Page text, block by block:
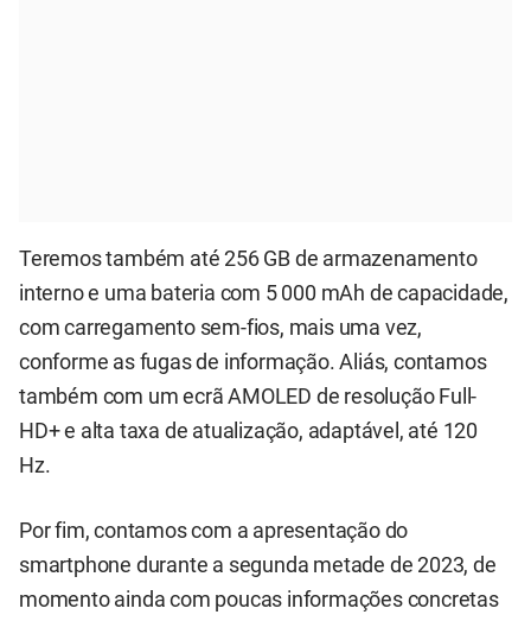
Teremos também até 256 GB de armazenamento
interno e uma bateria com 5 000 mAh de capacidade,
com carregamento sem-fios, mais uma vez,
conforme as fugas de informação. Aliás, contamos
também com um ecrã AMOLED de resolução Full-
HD+ e alta taxa de atualização, adaptável, até 120
Hz.
Por fim, contamos com a apresentação do
smartphone durante a segunda metade de 2023, de
momento ainda com poucas informações concretas